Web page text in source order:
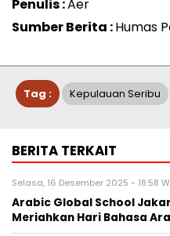
Penulis :Aer
Sumber Berita :Humas
Tag : Kepulauan Seribu
BERITA TERKAIT
Selasa, 16 Desember 2025 - 18:58
Arabic Global School
Meriahkan Hari Bahasa